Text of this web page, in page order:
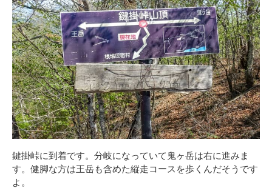
鍵掛峠に到着です。分岐になっていて鬼ヶ岳は右に進みま
す。健脚な方は王岳も含めた縦走コースを歩くんだそうです
よ。